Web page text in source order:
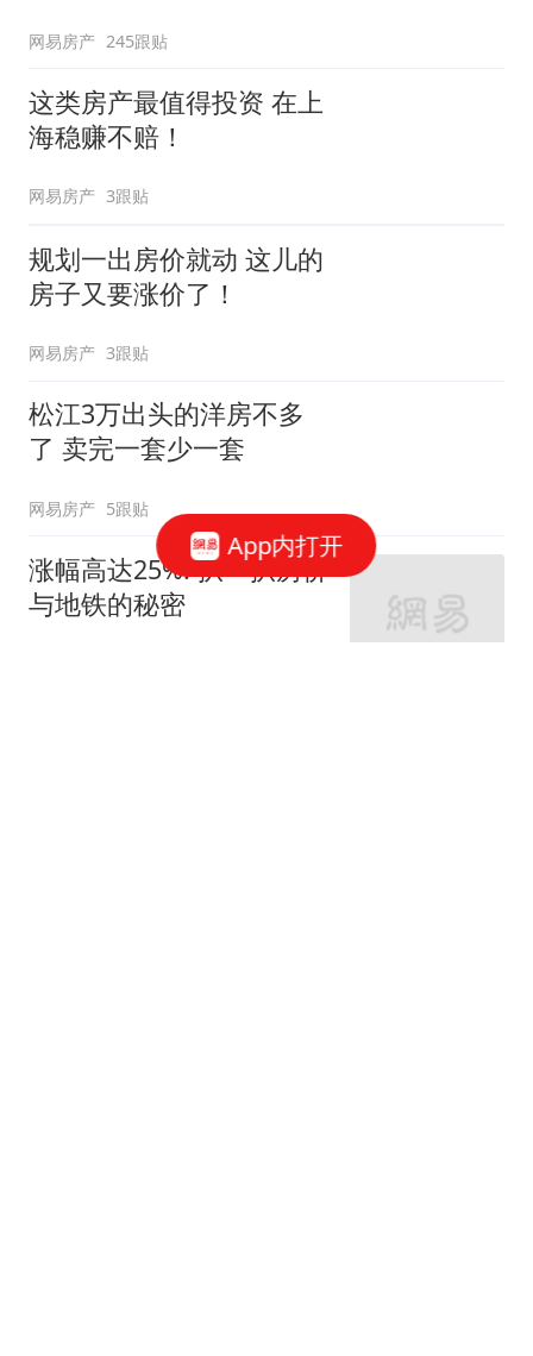
网易房产 245跟贴
这类房产最值得投资 在上
海稳赚不赔！
网易房产 3跟贴
规划一出房价就动 这儿的
房子又要涨价了！
网易房产 3跟贴
松江3万出头的洋房不多
了 卖完一套少一套
网易房产 5跟贴
涨幅高达25%! 扒一扒房价
与地铁的秘密
App内打开